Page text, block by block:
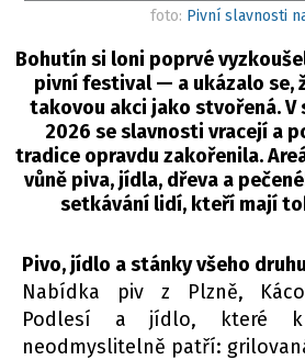
foto: Pivní slavnosti
Bohutín si loni poprvé
pivní festival — a ukázalo se,
takovou akci jako stvořená. V
2026 se slavnosti vracejí a
tradice opravdu zakořenila.
vůně piva, jídla, dřeva a
setkávání lidí, kteří mají
Pivo, jídlo a stánky všeho druhu
Nabídka piv z Plzně,
Podlesí a jídlo, které k
neodmyslitelně patří: